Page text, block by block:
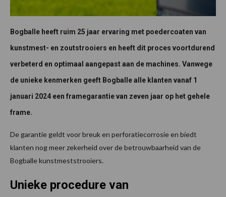
Bogballe heeft ruim 25 jaar ervaring met poedercoaten van
kunstmest- en zoutstrooiers en heeft dit proces voortdurend
verbeterd en optimaal aangepast aan de machines. Vanwege
de unieke kenmerken geeft Bogballe alle klanten vanaf 1
januari 2024 een framegarantie van zeven jaar op het gehele
frame.
De garantie geldt voor breuk en perforatiecorrosie en biedt
klanten nog meer zekerheid over de betrouwbaarheid van de
Bogballe kunstmeststrooiers.
Unieke procedure van